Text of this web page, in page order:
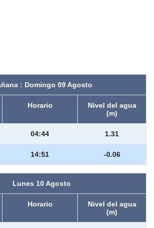
: Domingo 09 Agosto
Horario
Nivel del agua
(m)
04:44 1.31
14:51 -0.06
Lunes 10 Agosto
Horario
Nivel del agua
(m)